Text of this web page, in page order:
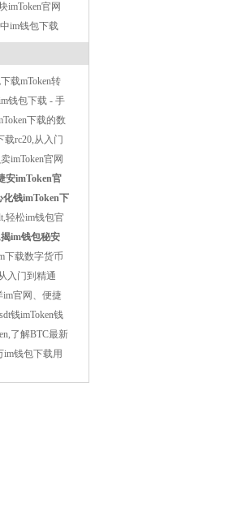
官网
im钱包下载
载mToken转
钱包下载 - 手
下载的数
载rc20,从入门
imToken官网
安imToken官
钱imToken下
轻松im钱包官
im钱包秘安
下载数字货币
入门到精通
im官网、便捷
钱imToken钱
了解BTC最新
im钱包下载用